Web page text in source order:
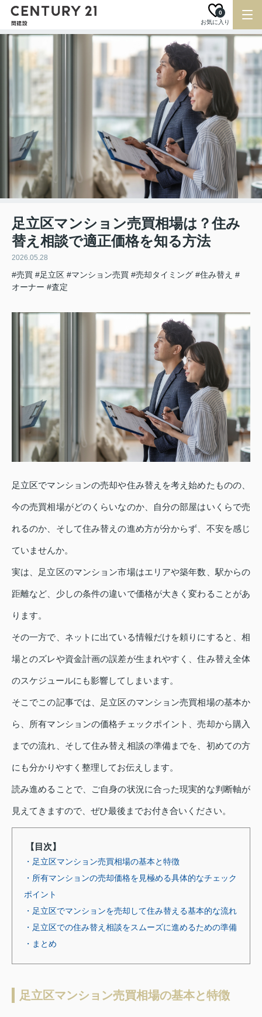
お気に入り
0
足立区マンション売買相場は？住み
替え相談で適正価格を知る方法
2026.05.28
#売買 #足立区 #マンション売買 #売却タイミング #住み替え #
オーナー #査定
足立区でマンションの売却や住み替えを考え始めたものの、
今の売買相場がどのくらいなのか、自分の部屋はいくらで売
れるのか、そして住み替えの進め方が分からず、不安を感じ
ていませんか。
実は、足立区のマンション市場はエリアや築年数、駅からの
距離など、少しの条件の違いで価格が大きく変わることがあ
ります。
その一方で、ネットに出ている情報だけを頼りにすると、相
場とのズレや資金計画の誤差が生まれやすく、住み替え全体
のスケジュールにも影響してしまいます。
そこでこの記事では、足立区のマンション売買相場の基本か
ら、所有マンションの価格チェックポイント、売却から購入
までの流れ、そして住み替え相談の準備までを、初めての方
にも分かりやすく整理してお伝えします。
読み進めることで、ご自身の状況に合った現実的な判断軸が
見えてきますので、ぜひ最後までお付き合いください。
【目次】
・足立区マンション売買相場の基本と特徴
・所有マンションの売却価格を見極める具体的なチェック
ポイント
・足立区でマンションを売却して住み替える基本的な流れ
・足立区での住み替え相談をスムーズに進めるための準備
・まとめ
足立区マンション売買相場の基本と特徴